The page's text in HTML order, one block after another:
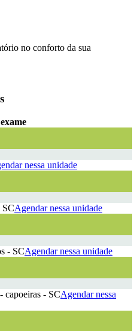
no conforto da sua
nessa unidade
SCAgendar nessa unidade
- SCAgendar nessa unidade
capoeiras - SCAgendar nessa